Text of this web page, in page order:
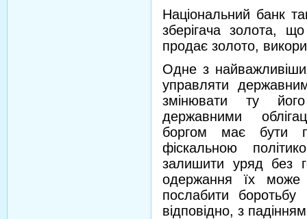
Національний банк
зберігача золота,
продає золото,
Одне з
управляти
змінювати ту
державними
боргом має бути
фіскальною
залишити уряд без
одержання їх може
послабити
відповідно, з